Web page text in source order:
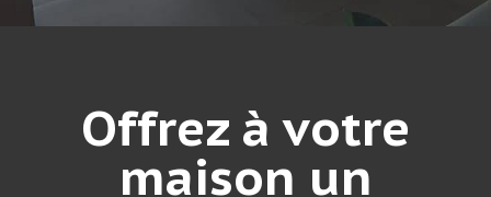
Offrez à votre
maison un